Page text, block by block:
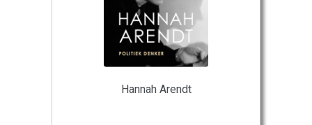
Hannah Arendt